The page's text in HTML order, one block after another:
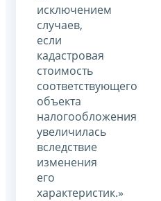
исключением
случаев,
если
кадастровая
стоимость
соответствующего
объекта
налогообложения
увеличилась
вследствие
изменения
его
характеристик.»